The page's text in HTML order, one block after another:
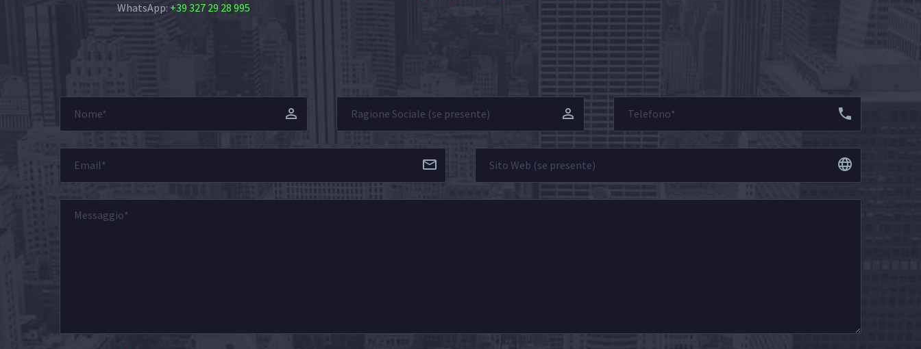
WhatsApp: +39 327 29 28 995